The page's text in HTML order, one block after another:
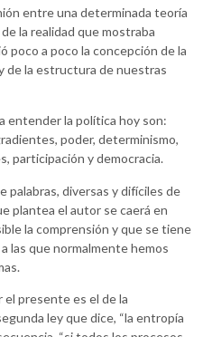
entre una determinada teoría
la realidad que mostraba
poco a poco la concepción de la
de la estructura de nuestras
entender la política hoy son:
poder, determinismo,
participación y democracia.
palabras, diversas y difíciles de
plantea el autor se caerá en
la comprensión y que se tiene
las que normalmente hemos
el presente es el de la
ley que dice, “la entropía